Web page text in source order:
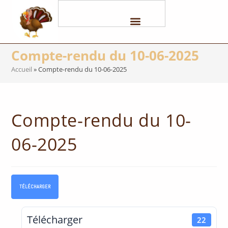
Compte-rendu du 10-06-2025
Accueil »Compte-rendu du 10-06-2025
Compte-rendu du 10-
06-2025
TÉLÉCHARGER
Télécharger 22